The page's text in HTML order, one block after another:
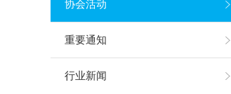
协会活动
重要通知
行业新闻